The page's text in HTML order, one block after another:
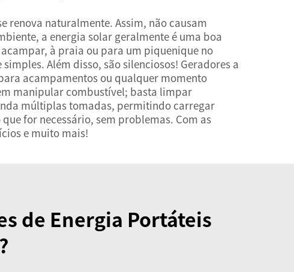
renova naturalmente. Assim, não causam
a energia solar geralmente é uma boa
à praia ou para um piquenique no
Além disso, são silenciosos! Geradores a
acampamentos ou qualquer momento
manipular combustível; basta limpar
múltiplas tomadas, permitindo carregar
for necessário, sem problemas. Com as
e muito mais!
de Energia Portáteis